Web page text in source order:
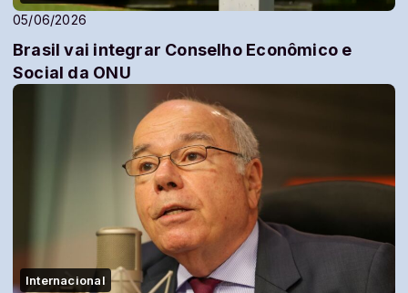
05/06/2026
Brasil vai integrar Conselho Econômico e
Social da ONU
Internacional